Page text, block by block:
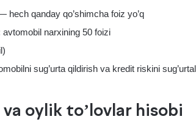
hech qanday qo’shimcha foiz yo’q
avtomobil narxining 50 foizi
sug’urta qildirish va kredit riskini
va oylik to’lovlar hisobi